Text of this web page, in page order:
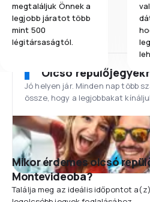
megtaláljuk Önnek a
legjobb járatot több
mint 500
légitársaságtól.
Olcsó
Jó helyen jár. Minden nap több
össze, hogy a legjobbakat
Mikor érdemes olcsó
Montevideoba?
Találja meg az ideális időpontot